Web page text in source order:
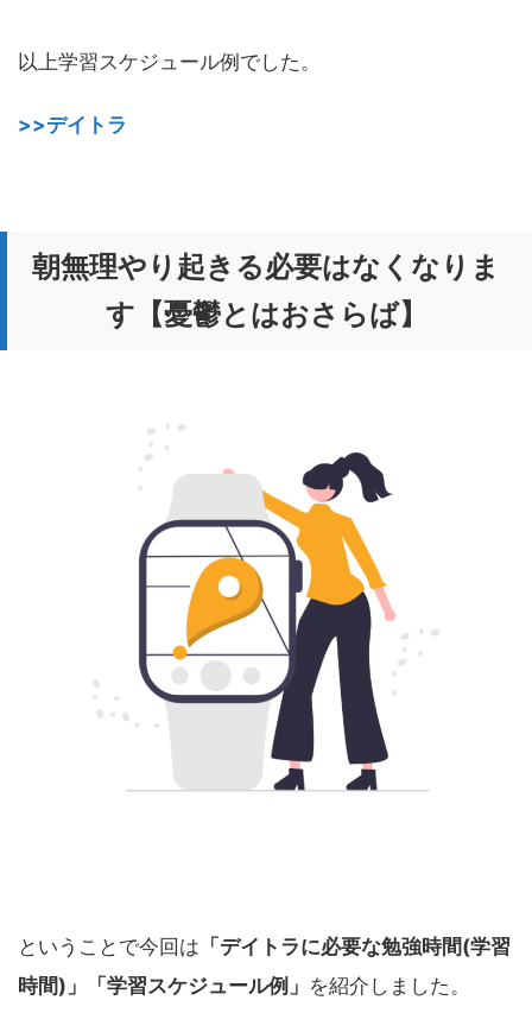
以上学習スケジュール例でした。
>>デイトラ
朝無理やり起きる必要はなくなりま
す【憂鬱とはおさらば】
ということで今回は 「デイトラに必要な勉強時間(学習
時間)」「学習スケジュール例」 を紹介しました。